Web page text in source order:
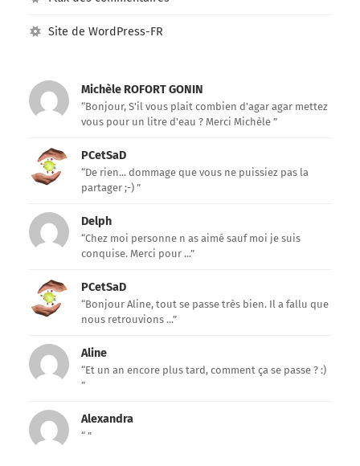
Site de WordPress-FR
Michèle ROFORT GONIN
“Bonjour, S'il vous plait combien d'agar agar mettez
vous pour un litre d'eau ? Merci Michèle ”
PCetSaD
“De rien... dommage que vous ne puissiez pas la
partager ;-) ”
Delph
“Chez moi personne n as aimé sauf moi je suis
conquise. Merci pour ...”
PCetSaD
“Bonjour Aline, tout se passe très bien. Il a fallu que
nous retrouvions ...”
Aline
“Et un an encore plus tard, comment ça se passe ? :)
”
Alexandra
“ ”